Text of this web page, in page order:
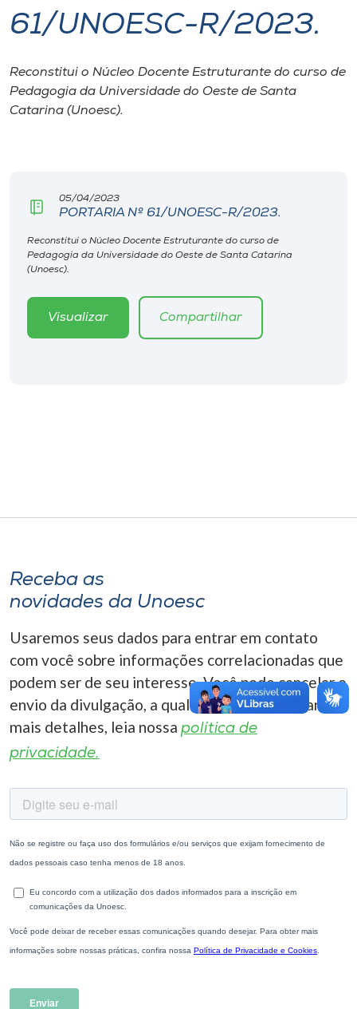
I.nova
Diplomados
Editora
Rádio
o idioma
A-
61/UNOESC-R/2023.
Reconstitui o Núcleo Docente Estruturante do curso de
Pedagogia da Universidade do Oeste de Santa
Catarina (Unoesc).
05/04/2023
PORTARIA Nº 61/UNOESC-R/2023.
Reconstitui o Núcleo Docente Estruturante do curso de
Pedagogia da Universidade do Oeste de Santa Catarina
(Unoesc).
Visualizar Compartilhar
Receba as
novidades da Unoesc
Usaremos seus dados para entrar em contato
com você sobre informações correlacionadas que
podem ser de seu interesse. Você pode cancelar o
envio da divulgação, a qualquer momento. Para
mais detalhes, leia nossa política de
privacidade.